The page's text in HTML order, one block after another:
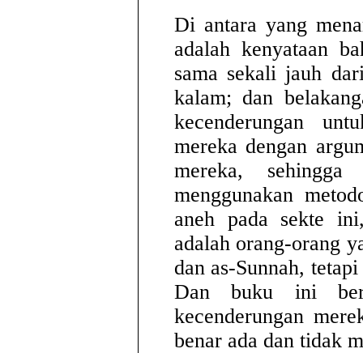
Di antara yang
adalah kenyataan
sama sekali jauh
kalam; dan
kecenderungan
mereka dengan
mereka,
menggunakan
aneh pada sekte
adalah orang-orang
dan as-Sunnah,
Dan buku ini
kecenderungan
benar ada dan tidak